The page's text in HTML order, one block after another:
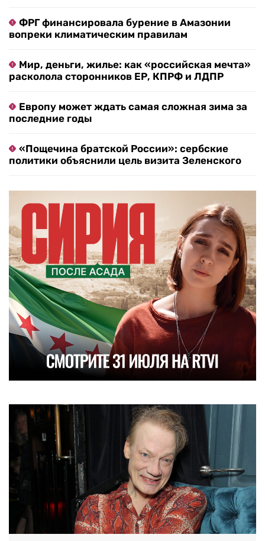
ФРГ финансировала бурение в Амазонии
вопреки климатическим правилам
Мир, деньги, жилье: как «российская мечта»
расколола сторонников ЕР, КПРФ и ЛДПР
Европу может ждать самая сложная зима за
последние годы
«Пощечина братской России»: сербские
политики объяснили цель визита Зеленского